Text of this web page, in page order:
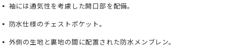
▪ 袖には通気性を考慮した開口部を配備。
▪ 防水仕様のチェストポケット。
▪ 外側の生地と裏地の間に配置された防水メンブレン。